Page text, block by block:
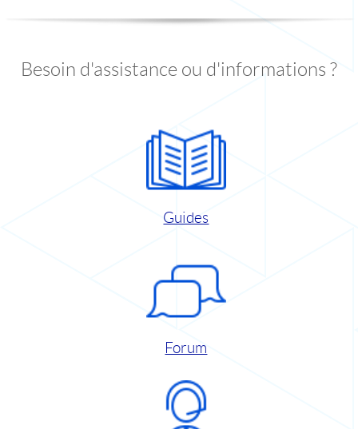
Besoin d'assistance ou d'informations ?
Guides
Forum